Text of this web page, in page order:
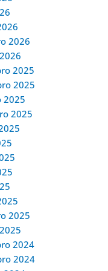
2026
2025
2025
2025
2025
2025
2024
2024